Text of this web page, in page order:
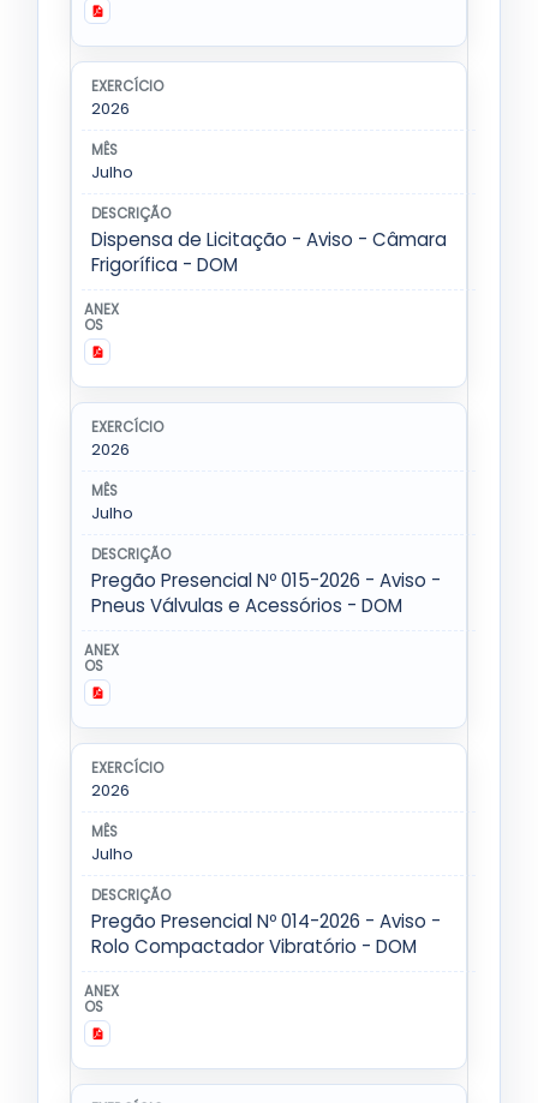
2026
Julho
Dispensa de Licitação - Aviso - Câmara
Frigorífica - DOM
2026
Julho
Pregão Presencial Nº 015-2026 - Aviso -
Pneus Válvulas e Acessórios - DOM
2026
Julho
Pregão Presencial Nº 014-2026 - Aviso -
Rolo Compactador Vibratório - DOM